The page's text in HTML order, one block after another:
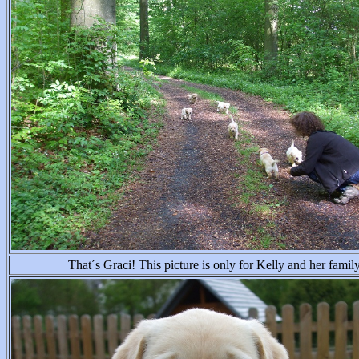
That´s Graci! This picture is only for Kelly and her